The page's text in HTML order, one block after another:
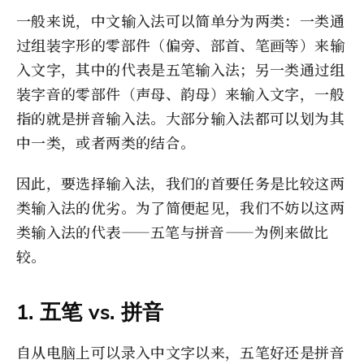
一般来说，中文输入法可以简单分为两类：一类通
过组装字形的零部件（偏旁、部首、笔画等）来输
入文字，其中的代表是五笔输入法；另一类通过组
装字音的零部件（声母、韵母）来输入文字，一般
指的就是拼音输入法。大部分输入法都可以划为其
中一类，或者两类的结合。
因此，要选择输入法，我们的首要任务是比较这两
类输入法的优劣。为了简便起见，我们不妨以这两
类输入法的代表——五笔与拼音——为例来做比
较。
1. 五笔 vs. 拼音
自从电脑上可以录入中文字以来，五笔好还是拼音